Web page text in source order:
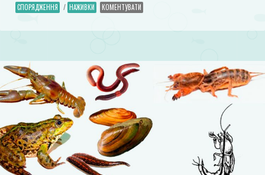
СПОРЯДЖЕННЯ / НАЖИВКИ КОМЕНТУВАТИ